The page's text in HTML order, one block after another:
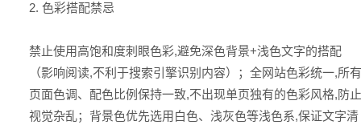
2. 色彩搭配禁忌
禁止使用高饱和度刺眼色彩,避免深色背景+浅色文字的搭配
（影响阅读,不利于搜索引擎识别内容）；全网站色彩统一,所有
页面色调、配色比例保持一致,不出现单页独有的色彩风格,防止
视觉杂乱；背景色优先选用白色、浅灰色等浅色系,保证文字清